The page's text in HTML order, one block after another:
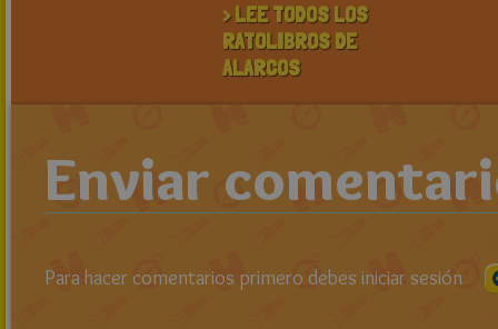
> LEE TODOS LOS
RATOLIBROS DE
ALARCOS
Enviar
Para hacer comentarios primero debes iniciar sesión